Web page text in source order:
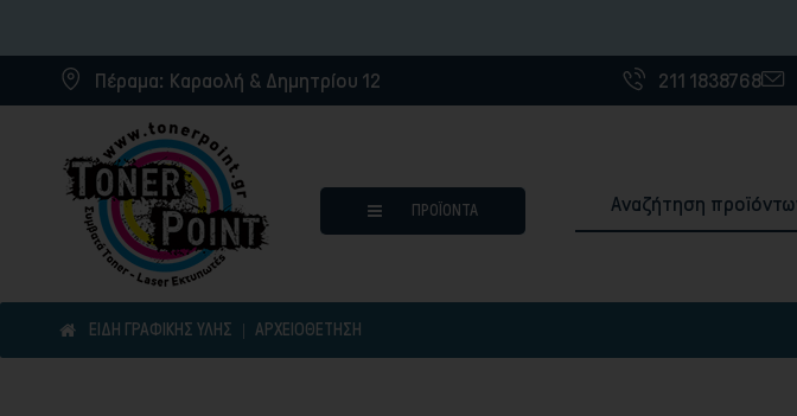
Πέραμα: Καραολή & Δημητρίου 12 211 1838768
ΠΡΟΪΌΝΤΑ
ΕΙΔΗ ΓΡΑΦΙΚΗΣ ΥΛΗΣ ΑΡΧΕΙΟΘΈΤΗΣΗ